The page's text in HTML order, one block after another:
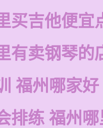
买吉他便宜
有卖钢琴的
福州哪家好
排练 福州